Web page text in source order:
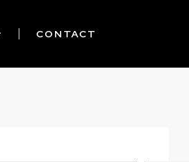
CONTACT